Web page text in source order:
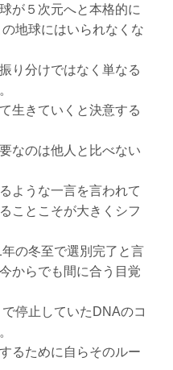
が５次元へと本格的に
地球にはいられなくな
り分けではなく単なる
生きていくと決意する
なのは他人と比べない
ような一言を言われて
ことこそが大きくシフ
の冬至で選別完了と言
からでも間に合う目覚
停止していたDNAのコ
るために自らそのルー